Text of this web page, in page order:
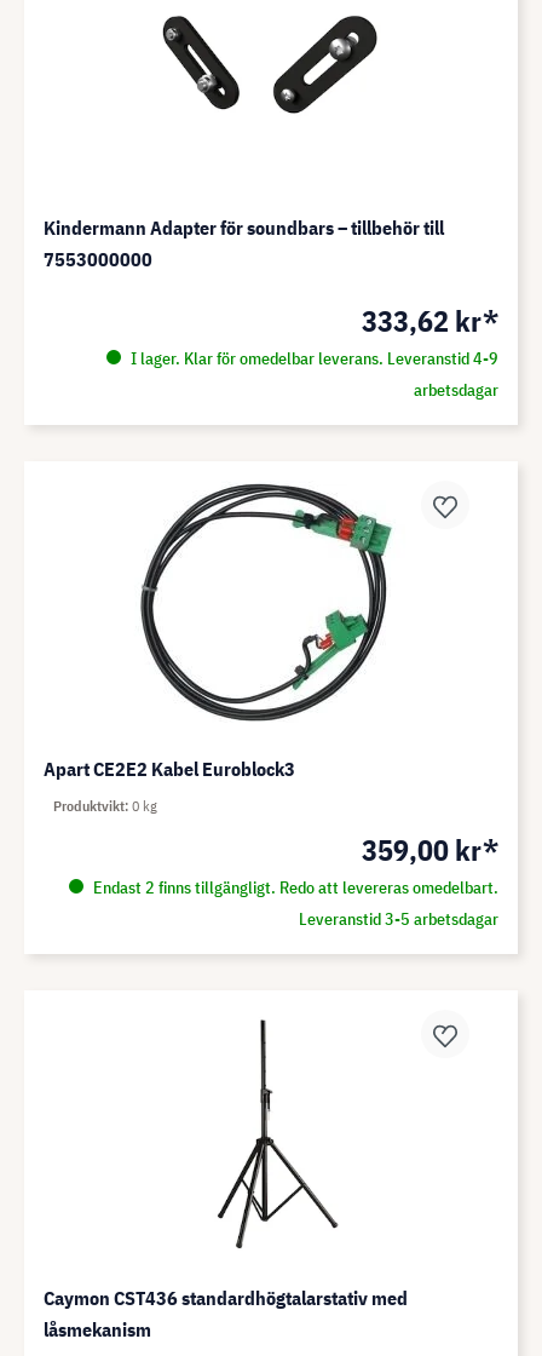
Kindermann Adapter för soundbars – tillbehör till
7553000000
333,62 kr*
I lager. Klar för omedelbar leverans. Leveranstid 4-9
arbetsdagar
Apart CE2E2 Kabel Euroblock3
359,00 kr*
Endast 2 finns tillgängligt. Redo att levereras omedelbart.
Leveranstid 3-5 arbetsdagar
Produktvikt 0 kg
Caymon CST436 standardhögtalarstativ med
låsmekanism